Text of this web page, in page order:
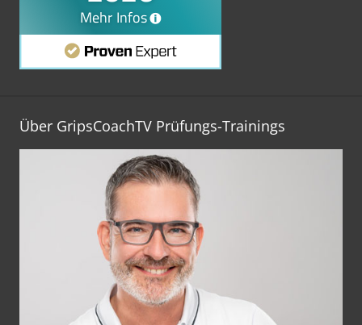
Über GripsCoachTV Prüfungs-Trainings